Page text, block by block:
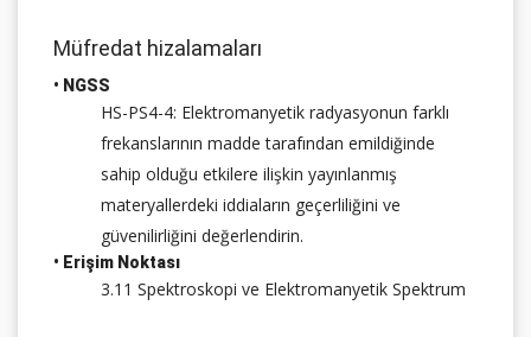
Müfredat hizalamaları
• NGSS
HS-PS4-4: Elektromanyetik radyasyonun farklı
frekanslarının madde tarafından emildiğinde
sahip olduğu etkilere ilişkin yayınlanmış
materyallerdeki iddiaların geçerliliğini ve
güvenilirliğini değerlendirin.
• Erişim Noktası
3.11 Spektroskopi ve Elektromanyetik Spektrum